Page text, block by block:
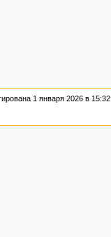
1 января 2026 в 15:32.